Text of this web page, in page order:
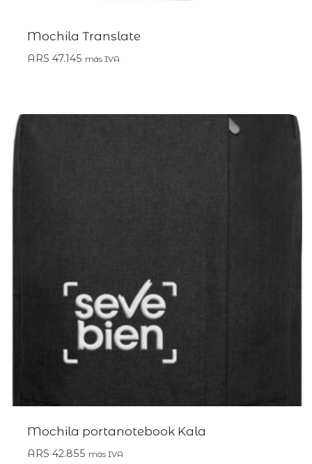
Mochila Translate
ARS 47.145 más IVA
Mochila portanotebook Kala
ARS 42.855 más IVA